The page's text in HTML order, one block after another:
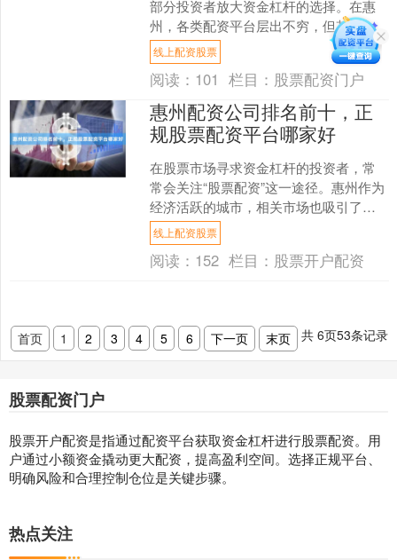
部分投资者放大资金杠杆的选择。在惠
州，各类配资平台层出不穷，但其中鱼
龙混杂，选择一家正规、安全的实盘公
司至关重要。本文旨在解析....
线上配资股票
阅读： 101 栏目： 股票配资门户
惠州配资公司排名前十，正
规股票配资平台哪家好
在股票市场寻求资金杠杆的投资者，常
常会关注“股票配资”这一途径。惠州作为
经济活跃的城市，相关市场也吸引了不
少目光。然而，网络上诸如“惠州配资公
司排名前十”的搜索....
线上配资股票
阅读： 152 栏目： 股票开户配资
首页 1 2 3 4 5 6 下一页 末页 共6页53条记录
股票配资门户
股票开户配资是指通过配资平台获取资金杠杆进行股票配资。用
户通过小额资金撬动更大配资，提高盈利空间。选择正规平台、
明确风险和合理控制仓位是关键步骤。
热点关注